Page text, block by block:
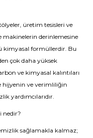
üretim tesisleri ve
makinelerin derinlemesine
kimyasal formüllerdir. Bu
çok daha yüksek
ve kimyasal kalıntıları
hijyenin ve verimliliğin
yardımcılarıdır.
nedir?
sağlamakla kalmaz;